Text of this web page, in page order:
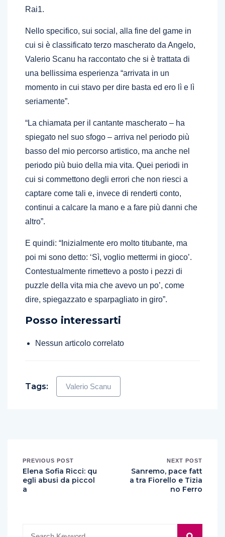
Rai1.
Nello specifico, sui social, alla fine del game in
cui si è classificato terzo mascherato da Angelo,
Valerio Scanu ha raccontato che si è trattata di
una bellissima esperienza “arrivata in un
momento in cui stavo per dire basta ed ero lì e lì
seriamente”.
“La chiamata per il cantante mascherato – ha
spiegato nel suo sfogo – arriva nel periodo più
basso del mio percorso artistico, ma anche nel
periodo più buio della mia vita. Quei periodi in
cui si commettono degli errori che non riesci a
captare come tali e, invece di renderti conto,
continui a calcare la mano e a fare più danni che
altro”.
E quindi: “Inizialmente ero molto titubante, ma
poi mi sono detto: ‘Sì, voglio mettermi in gioco’.
Contestualmente rimettevo a posto i pezzi di
puzzle della vita mia che avevo un po’, come
dire, spiegazzato e sparpagliato in giro”.
Posso interessarti
Nessun articolo correlato
Tags: Valerio Scanu
PREVIOUS POST
Elena Sofia Ricci: qu
egli abusi da piccol
a
NEXT POST
Sanremo, pace fatt
a tra Fiorello e Tizia
no Ferro